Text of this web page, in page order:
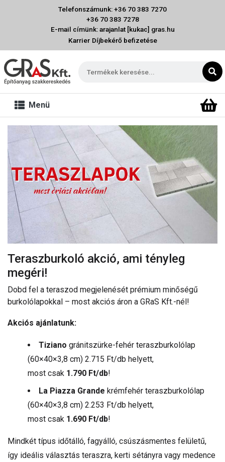
Telefonszámunk: +36 70 383 7270
+36 70 383 7278
E-mail címünk: arajanlat [kukac] gras.hu
Karrier Díjbekérő befizetése
Menü
Teraszburkoló akció, ami tényleg
megéri!
Dobd fel a teraszod megjelenését prémium minőségű
burkolólapokkal – most akciós áron a GRaS Kft.-nél!
Akciós ajánlatunk:
Tiziano gránitszürke-fehér teraszburkolólap
(60×40×3,8 cm) 2.715 Ft/db helyett,
most csak 1.790 Ft/db!
La Piazza Grande krémfehér teraszburkolólap
(60×40×3,8 cm) 2.253 Ft/db helyett,
most csak 1.690 Ft/db!
Mindkét típus időtálló, fagyálló, csúszásmentes felületű,
így ideális választás teraszra, kerti sétányra vagy medence